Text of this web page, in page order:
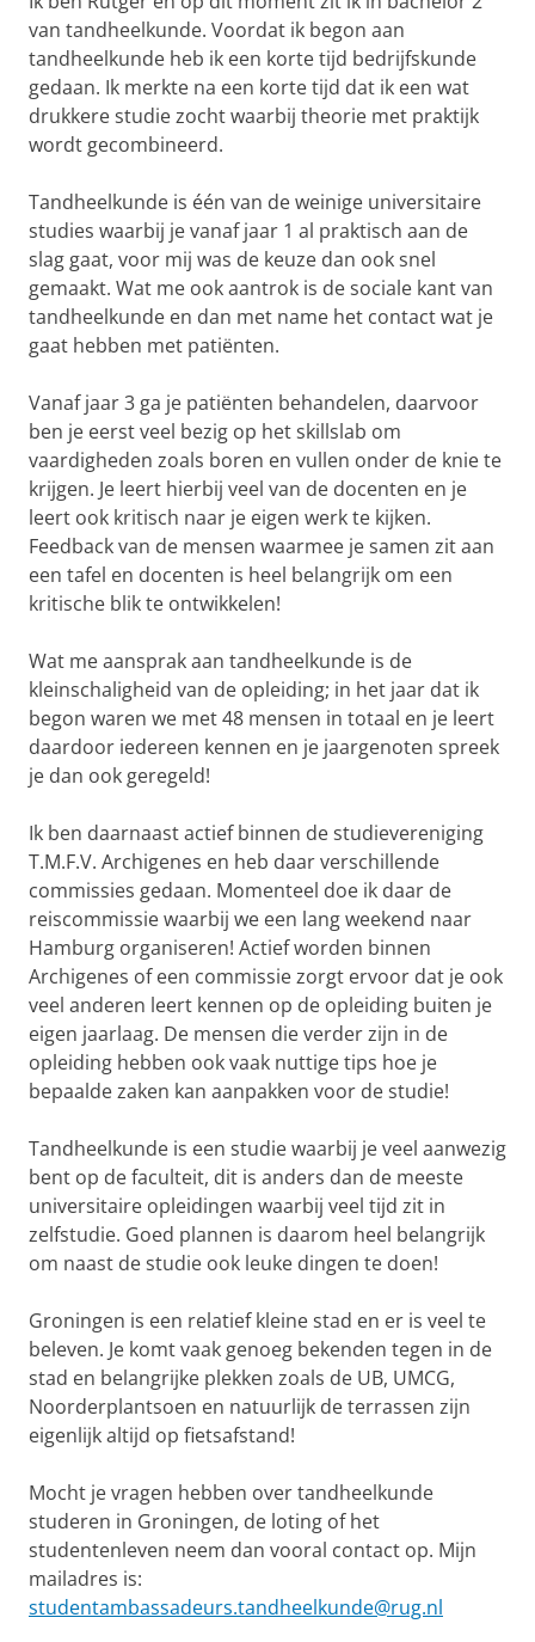
van tandheelkunde. Voordat ik begon aan
tandheelkunde heb ik een korte tijd bedrijfskunde
gedaan. Ik merkte na een korte tijd dat ik een wat
drukkere studie zocht waarbij theorie met praktijk
wordt gecombineerd.
Tandheelkunde is één van de weinige universitaire
studies waarbij je vanaf jaar 1 al praktisch aan de
slag gaat, voor mij was de keuze dan ook snel
gemaakt. Wat me ook aantrok is de sociale kant van
tandheelkunde en dan met name het contact wat je
gaat hebben met patiënten.
Vanaf jaar 3 ga je patiënten behandelen, daarvoor
ben je eerst veel bezig op het skillslab om
vaardigheden zoals boren en vullen onder de knie te
krijgen. Je leert hierbij veel van de docenten en je
leert ook kritisch naar je eigen werk te kijken.
Feedback van de mensen waarmee je samen zit aan
een tafel en docenten is heel belangrijk om een
kritische blik te ontwikkelen!
Wat me aansprak aan tandheelkunde is de
kleinschaligheid van de opleiding; in het jaar dat ik
begon waren we met 48 mensen in totaal en je leert
daardoor iedereen kennen en je jaargenoten spreek
je dan ook geregeld!
Ik ben daarnaast actief binnen de studievereniging
T.M.F.V. Archigenes en heb daar verschillende
commissies gedaan. Momenteel doe ik daar de
reiscommissie waarbij we een lang weekend naar
Hamburg organiseren! Actief worden binnen
Archigenes of een commissie zorgt ervoor dat je ook
veel anderen leert kennen op de opleiding buiten je
eigen jaarlaag. De mensen die verder zijn in de
opleiding hebben ook vaak nuttige tips hoe je
bepaalde zaken kan aanpakken voor de studie!
Tandheelkunde is een studie waarbij je veel aanwezig
bent op de faculteit, dit is anders dan de meeste
universitaire opleidingen waarbij veel tijd zit in
zelfstudie. Goed plannen is daarom heel belangrijk
om naast de studie ook leuke dingen te doen!
Groningen is een relatief kleine stad en er is veel te
beleven. Je komt vaak genoeg bekenden tegen in de
stad en belangrijke plekken zoals de UB, UMCG,
Noorderplantsoen en natuurlijk de terrassen zijn
eigenlijk altijd op fietsafstand!
Mocht je vragen hebben over tandheelkunde
studeren in Groningen, de loting of het
studentenleven neem dan vooral contact op. Mijn
mailadres is:
studentambassadeurs.tandheelkunde@rug.nl